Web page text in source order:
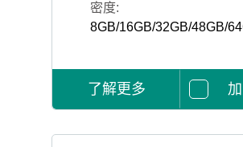
密度:
8GB/16GB/32GB/48GB/
了解更多